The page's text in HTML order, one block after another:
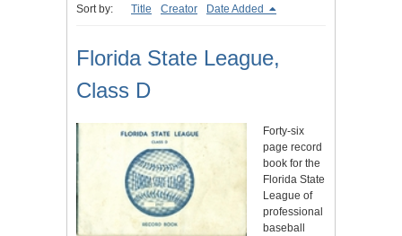
Sort by: Title Creator Date Added
Florida State League,
Class D
Forty-six
page record
book for the
Florida State
League of
professional
baseball